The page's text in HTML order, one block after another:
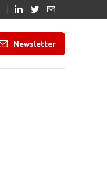
Newsletter